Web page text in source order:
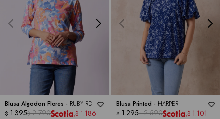
Blusa Algodon Flores - RUBY RD
$ 1.395$ 2.790 $ 1.186
Blusa Printed - HARPER
$ 1.295$ 2.590 $ 1.101